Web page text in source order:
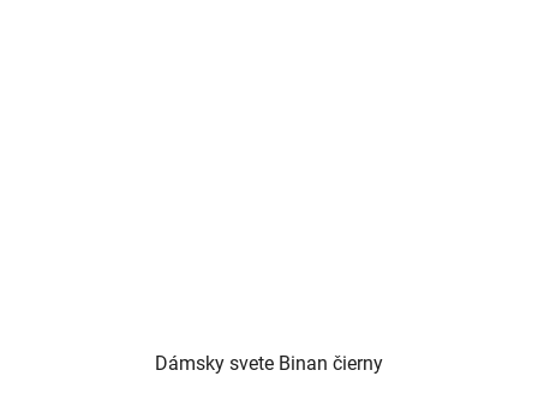
Dámsky svete Binan čierny